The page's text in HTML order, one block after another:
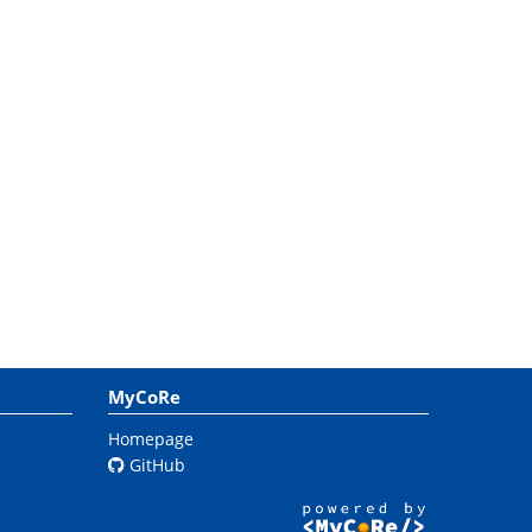
MyCoRe
Homepage
GitHub